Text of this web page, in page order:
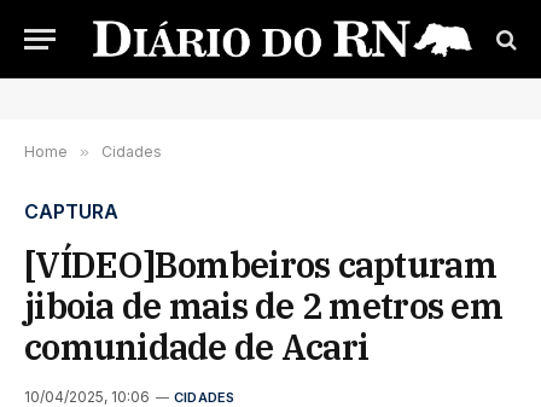
Home » Cidades
CAPTURA
[VÍDEO]Bombeiros capturam
jiboia de mais de 2 metros em
comunidade de Acari
10/04/2025, 10:06 CIDADES